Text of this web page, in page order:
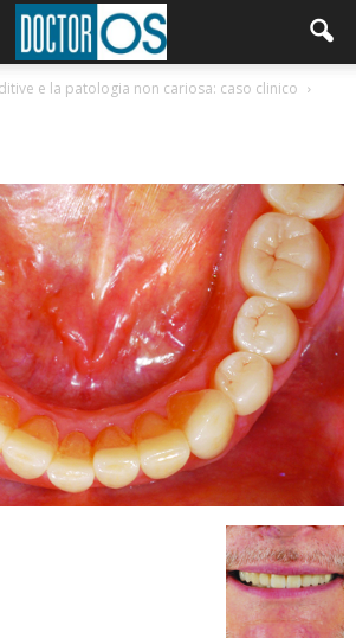
e la patologia non cariosa: caso clinico